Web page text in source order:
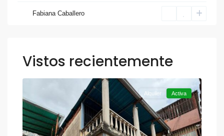
Fabiana Caballero
Vistos recientemente
Otra,
Valencia
Alquiler Activa